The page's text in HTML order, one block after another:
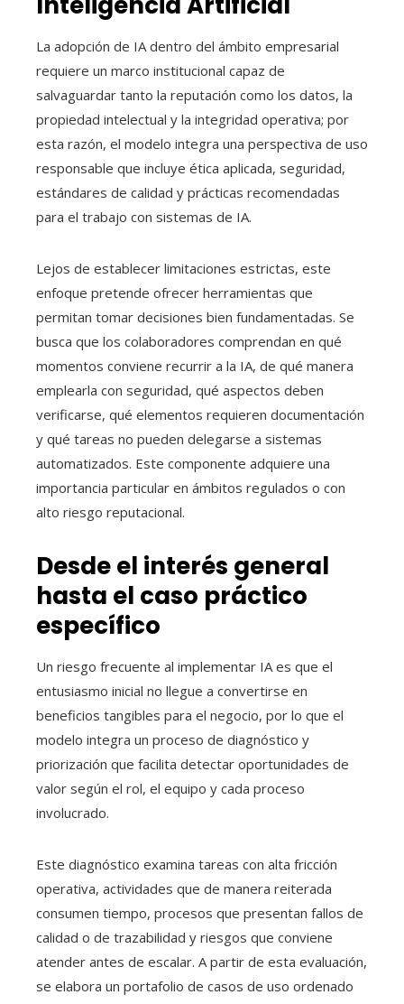
La adopción de IA dentro del ámbito empresarial
requiere un marco institucional capaz de
salvaguardar tanto la reputación como los datos, la
propiedad intelectual y la integridad operativa; por
esta razón, el modelo integra una perspectiva de uso
responsable que incluye ética aplicada, seguridad,
estándares de calidad y prácticas recomendadas
para el trabajo con sistemas de IA.
Lejos de establecer limitaciones estrictas, este
enfoque pretende ofrecer herramientas que
permitan tomar decisiones bien fundamentadas. Se
busca que los colaboradores comprendan en qué
momentos conviene recurrir a la IA, de qué manera
emplearla con seguridad, qué aspectos deben
verificarse, qué elementos requieren documentación
y qué tareas no pueden delegarse a sistemas
automatizados. Este componente adquiere una
importancia particular en ámbitos regulados o con
alto riesgo reputacional.
Desde el interés general
hasta el caso práctico
específico
Un riesgo frecuente al implementar IA es que el
entusiasmo inicial no llegue a convertirse en
beneficios tangibles para el negocio, por lo que el
modelo integra un proceso de diagnóstico y
priorización que facilita detectar oportunidades de
valor según el rol, el equipo y cada proceso
involucrado.
Este diagnóstico examina tareas con alta fricción
operativa, actividades que de manera reiterada
consumen tiempo, procesos que presentan fallos de
calidad o de trazabilidad y riesgos que conviene
atender antes de escalar. A partir de esta evaluación,
se elabora un portafolio de casos de uso ordenado